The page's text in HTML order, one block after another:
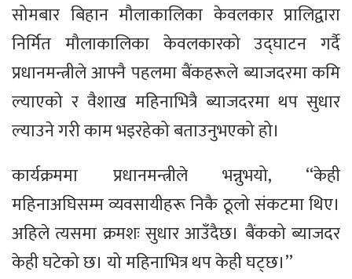
सोमबार बिहान मौलाकालिका केवलकार प्रालिद्वारा
निर्मित मौलाकालिका केवलकारको उद्घाटन गर्दै
प्रधानमन्त्रीले आफ्नै पहलमा बैंकहरूले ब्याजदरमा कमि
ल्याएको र वैशाख महिनाभित्रै ब्याजदरमा थप सुधार
ल्याउने गरी काम भइरहेको बताउनुभएको हो।
कार्यक्रममा प्रधानमन्त्रीले भन्नुभयो, ‘‘केही
महिनाअघिसम्म व्यवसायीहरू निकै ठूलो संकटमा थिए।
अहिले त्यसमा क्रमशः सुधार आउँदैछ। बैंकको ब्याजदर
केही घटेको छ। यो महिनाभित्र थप केही घट्छ।’’